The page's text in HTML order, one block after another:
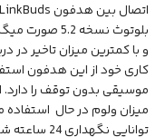
بلوتوث
و با کمترین میزان تاخیر
موسیقی بدون توقف را دارد.
میزان ولوم در حال
توانایی نگهداری 24 ساعته شارژ را نیز دارد.